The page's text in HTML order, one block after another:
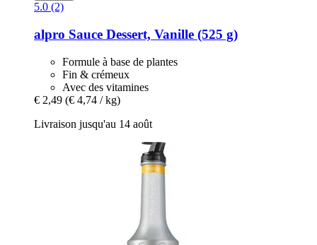
5.0 (2)
alpro Sauce Dessert, Vanille (525 g)
Formule à base de plantes
Fin & crémeux
Avec des vitamines
€ 2,49 (€ 4,74 / kg)
Livraison jusqu'au 14 août